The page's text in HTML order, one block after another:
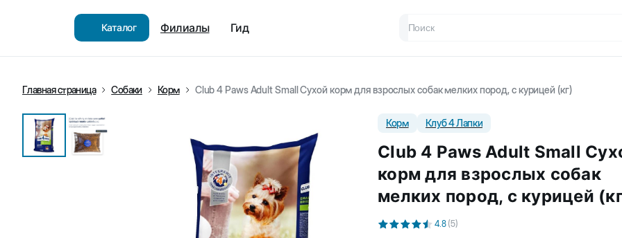
Каталог Филиалы Гид
Главная страница Собаки Корм Club 4 Paws Adult Small Сухой корм для взрослых собак мелких пород, с курицей (кг)
Корм Клуб 4 Лапки
Club 4 Paws Adult Small
корм для взрослых собак
мелких пород, с курицей
4.8 (5)